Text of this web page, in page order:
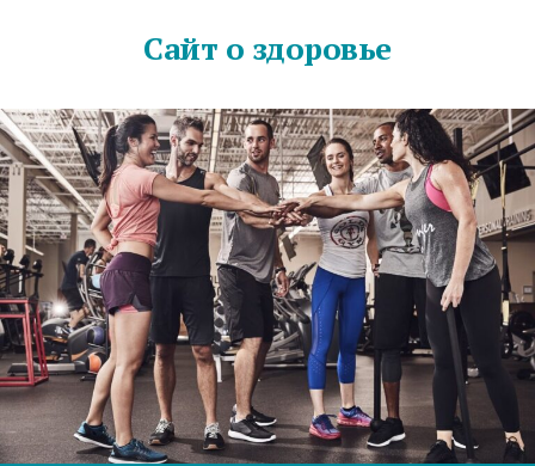
Сайт о здоровье